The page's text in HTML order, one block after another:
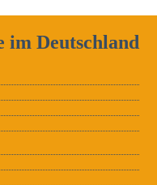
im Deutschland